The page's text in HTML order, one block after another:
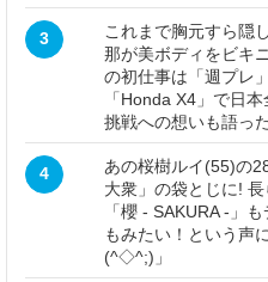
3
これまで胸元すら隠
那が美ボディをビキ
の初仕事は「週プレ
「Honda X4」で日
挑戦への想いも語っ
4
あの桜樹ルイ(55)の
大衆」の袋とじに!
「櫻 - SAKURA -」
もみたい！という声
(^◇^;)」